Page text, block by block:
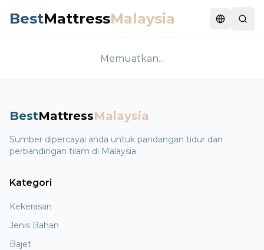
BestMattressMalaysia Switch
Memuatkan...
BestMattressMalaysia
Sumber dipercayai anda untuk pandangan tidur dan
perbandingan tilam di Malaysia.
Kategori
Kekerasan
Jenis Bahan
Bajet